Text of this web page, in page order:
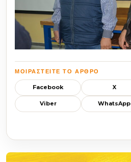
ΜΟΙΡΑΣΤΕΊΤΕ ΤΟ ΆΡΘΡΟ
Facebook X
Viber WhatsApp